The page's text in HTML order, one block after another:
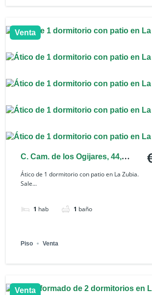
Venta
C. Cam. de los Ogijares, 44,
18140 La Zubia, Granada,
Ático de 1 dormitorio con patio en La Zubia.
Sale...
1 hab 1 baño
Piso Venta
Venta